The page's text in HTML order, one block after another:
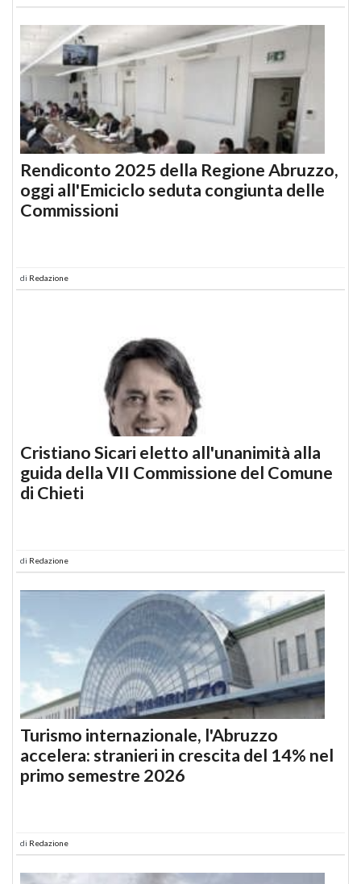
Rendiconto 2025 della Regione Abruzzo,
oggi all'Emiciclo seduta congiunta delle
Commissioni
di Redazione
Cristiano Sicari eletto all'unanimità alla
guida della VII Commissione del Comune
di Chieti
di Redazione
Turismo internazionale, l'Abruzzo
accelera: stranieri in crescita del 14% nel
primo semestre 2026
di Redazione